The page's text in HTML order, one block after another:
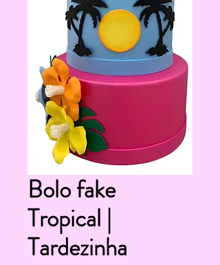
Bolo fake
Tropical |
Tardezinha